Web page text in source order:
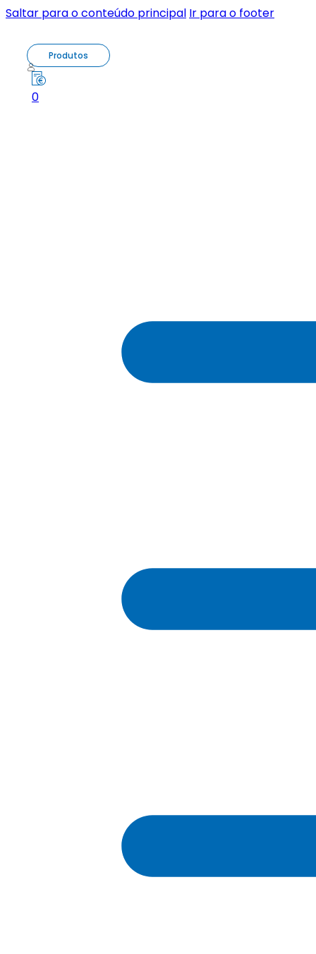
Saltar para o conteúdo principal Ir para o footer
Produtos
0